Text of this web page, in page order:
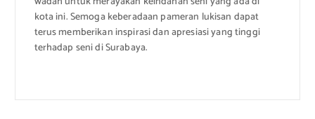
kota ini. Semoga keberadaan pameran lukisan dapat
terus memberikan inspirasi dan apresiasi yang tinggi
terhadap seni di Surabaya.